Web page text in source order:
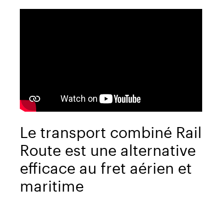
Le transport combiné Rail
Route est une alternative
efficace au fret aérien et
maritime